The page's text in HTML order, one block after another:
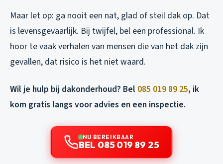
Maar let op: ga nooit een nat, glad of steil dak op. Dat
is levensgevaarlijk. Bij twijfel, bel een professional. Ik
hoor te vaak verhalen van mensen die van het dak zijn
gevallen, dat risico is het niet waard.
Wil je hulp bij dakonderhoud? Bel 085 019 89 25, ik
kom gratis langs voor advies en een inspectie.
NU BEREIKBAAR
BEL 085 019 89 25